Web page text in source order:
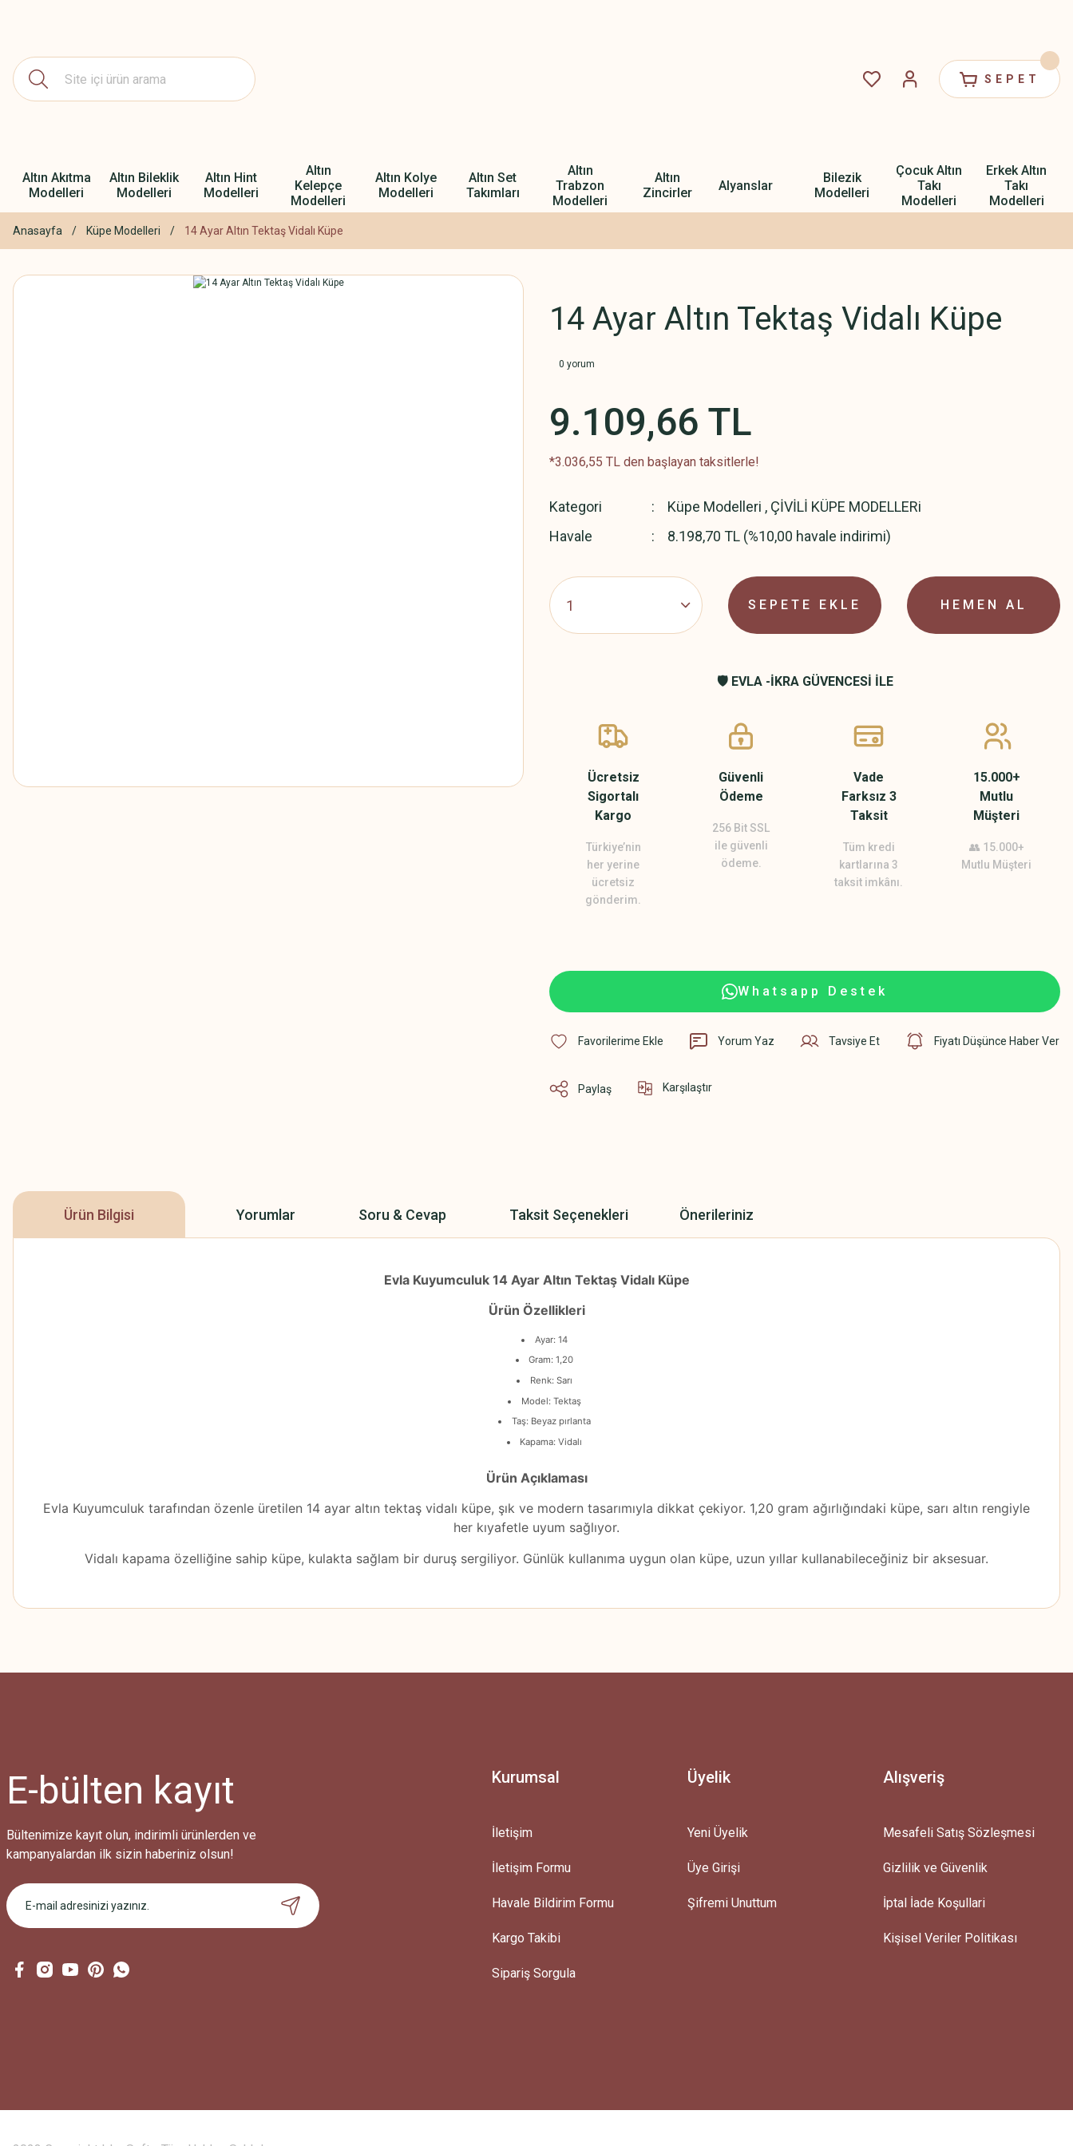
SEPET
Altın Akıtma
Modelleri
Altın Bileklik
Modelleri
Altın Hint
Modelleri
Altın
Kelepçe
Modelleri
Altın Kolye
Modelleri
Altın Set
Takımları
Altın
Trabzon
Modelleri
Altın
Zincirler
Alyanslar
Bilezik
Modelleri
Çocuk Altın
Takı
Modelleri
Erkek Altın
Takı
Modelleri
Anasayfa Küpe Modelleri 14 Ayar Altın Tektaş Vidalı Küpe
14 Ayar Altın Tektaş Vidalı Küpe
0 yorum
9.109,66 TL
*3.036,55 TL den başlayan taksitlerle!
Kategori Küpe Modelleri , ÇİVİLİ KÜPE MODELLERi
Havale
8.198,70 TL (%10,00 havale indirimi)
SEPETE EKLE HEMEN AL
🛡️ EVLA -İKRA GÜVENCESİ İLE
Ücretsiz
Sigortalı
Kargo
Türkiye’nin
her yerine
ücretsiz
gönderim.
Güvenli
Ödeme
256 Bit SSL
ile güvenli
ödeme.
Vade
Farksız 3
Taksit
Tüm kredi
kartlarına 3
taksit imkânı.
15.000+
Mutlu
Müşteri
👥 15.000+
Mutlu Müşteri
Whatsapp Destek
Yorum Yaz Tavsiye Et Fiyatı Düşünce Haber Ver
Paylaş Karşılaştır
Ürün Bilgisi Yorumlar Soru & Cevap Taksit Seçenekleri Önerileriniz
Evla Kuyumculuk 14 Ayar Altın Tektaş Vidalı Küpe
Ürün Özellikleri
Ayar: 14
Gram: 1,20
Renk: Sarı
Model: Tektaş
Taş: Beyaz pırlanta
Kapama: Vidalı
Ürün Açıklaması
Evla Kuyumculuk tarafından özenle üretilen 14 ayar altın tektaş vidalı küpe, şık ve modern tasarımıyla dikkat çekiyor. 1,20 gram ağırlığındaki küpe, sarı altın rengiyle
her kıyafetle uyum sağlıyor.
Vidalı kapama özelliğine sahip küpe, kulakta sağlam bir duruş sergiliyor. Günlük kullanıma uygun olan küpe, uzun yıllar kullanabileceğiniz bir aksesuar.
Bu ürüne ilk yorumu siz yapın!
Ürün hakkında henüz soru sorulmamış.
Bu ürüne benzer farklı alternatifler olmalı.
Gönder
E-bülten kayıt
Bültenimize kayıt olun, indirimli ürünlerden ve
kampanyalardan ilk sizin haberiniz olsun!
Kurumsal
İletişim
İletişim Formu
Havale Bildirim Formu
Kargo Takibi
Sipariş Sorgula
Üyelik
Yeni Üyelik
Üye Girişi
Şifremi Unuttum
Alışveriş
Mesafeli Satış Sözleşmesi
Gizlilik ve Güvenlik
İptal İade Koşullari
Kişisel Veriler Politikası